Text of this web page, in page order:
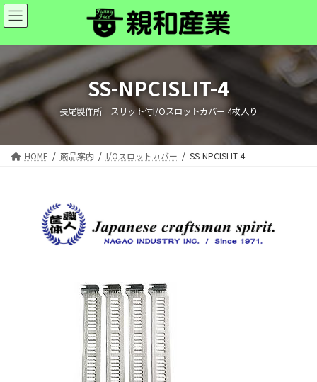
コ
ン
ン
ツ
へ
ス
キ
ッ
ナ
ビ
ー
シ
ョ
ン
に
移
SS-NPCISLIT-4
長尾製作所 スリット付I/Oスロットカバー 4枚入り
HOME 商品案内 I/Oスロットカバー SS-NPCISLIT-4